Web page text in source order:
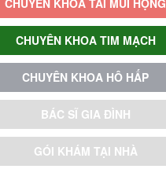
CHUYÊN KHOA TAI MŨI HỌNG
CHUYÊN KHOA TIM MẠCH
CHUYÊN KHOA HÔ HẤP
BÁC SĨ GIA ĐÌNH
GÓI KHÁM TẠI NHÀ